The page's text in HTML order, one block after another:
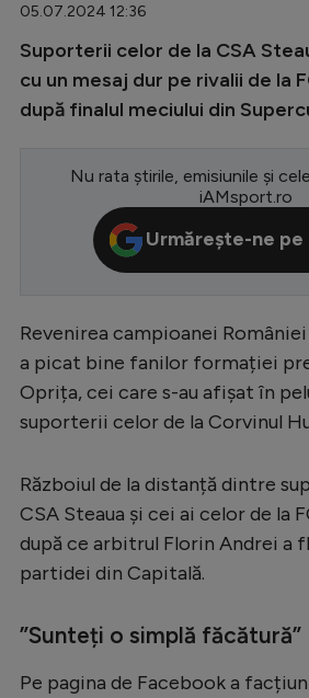
Europa League
Conference League
CM 2026
LaLiga
Serie A
Bundesliga
Campionate
Starurile fotbalului
Stranieri
Clasamente
05.07.2024 12:36
Suporterii celor de la CSA
cu un mesaj dur pe rivalii de la
după finalul meciului din
Nu rata știrile, emisiunile și
iAMsport.ro
Urmărește-ne pe
Revenirea campioanei
a picat bine fanilor formației
Oprița, cei care s-au afișat în
suporterii celor de la Corvinul
Războiul de la distanță dintre
CSA Steaua și cei ai celor de la
după ce arbitrul Florin Andrei a
partidei din Capitală.
”Sunteți o simplă făcătură”
Pe pagina de Facebook a